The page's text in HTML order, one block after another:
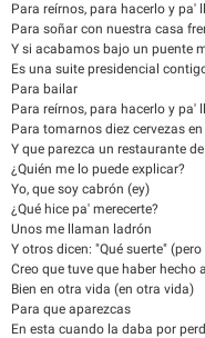
Para reírnos, para hacerlo y pa'
Para soñar con nuestra casa
Y si acabamos bajo un puente
Es una suite presidencial
Para bailar
Para reírnos, para hacerlo y pa'
Para tomarnos diez cervezas
Y que parezca un restaurante
¿Quién me lo puede explicar?
Yo, que soy cabrón (ey)
¿Qué hice pa' merecerte?
Unos me llaman ladrón
Y otros dicen: "Qué suerte" (pero
Creo que tuve que haber hecho
Bien en otra vida (en otra vida)
Para que aparezcas
En esta cuando la daba por